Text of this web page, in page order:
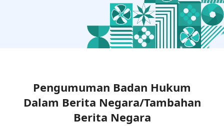
Pengumuman Badan Hukum
Dalam Berita Negara/Tambahan
Berita Negara